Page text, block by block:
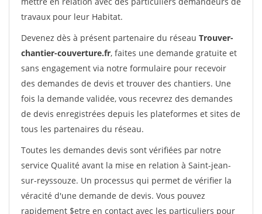
travaux pour leur Habitat.
Devenez dès à présent partenaire du réseau Trouver-
chantier-couverture.fr, faites une demande gratuite et
sans engagement via notre formulaire pour recevoir
des demandes de devis et trouver des chantiers. Une
fois la demande validée, vous recevrez des demandes
de devis enregistrées depuis les plateformes et sites de
tous les partenaires du réseau.
Toutes les demandes devis sont vérifiées par notre
service Qualité avant la mise en relation à Saint-jean-
sur-reyssouze. Un processus qui permet de vérifier la
véracité d'une demande de devis. Vous pouvez
rapidement $etre en contact avec les particuliers pour